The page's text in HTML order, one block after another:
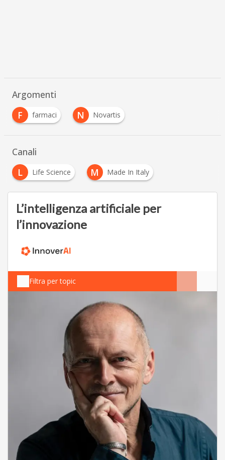
Argomenti
F
farmaci N Novartis
Canali
L
Life Science M Made In Italy
L’intelligenza artificiale per
l’innovazione
Filtra per topic